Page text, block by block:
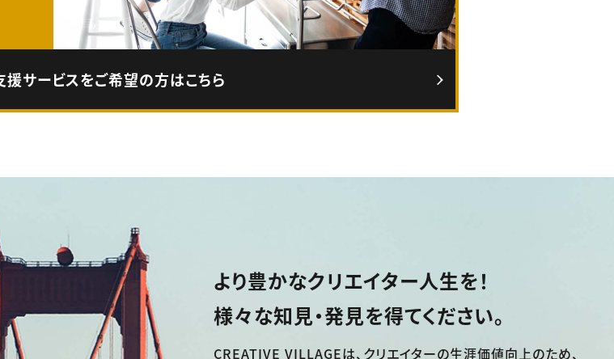
サービスをご希望の方はこちら
より豊かなクリエイター人生を！
様々な知見・発見を得てください。
CREATIVE VILLAGEは、 クリエイターの生涯価値向上のため、